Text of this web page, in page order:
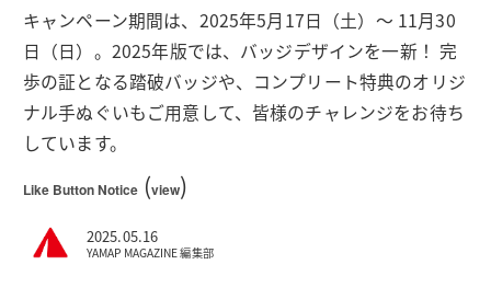
キャンペーン期間は、2025年5月17日（土）～ 11月30
日（日）。2025年版では、バッジデザインを一新！ 完
歩の証となる踏破バッジや、コンプリート特典のオリジ
ナル手ぬぐいもご用意して、皆様のチャレンジをお待ち
しています。
Like Button Notice(view)
2025.05.16
YAMAP MAGAZINE 編集部